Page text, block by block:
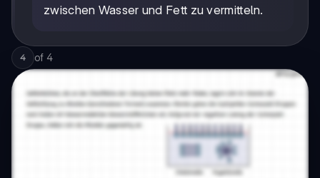
zwischen Wasser und Fett zu vermitteln.
4 of 4